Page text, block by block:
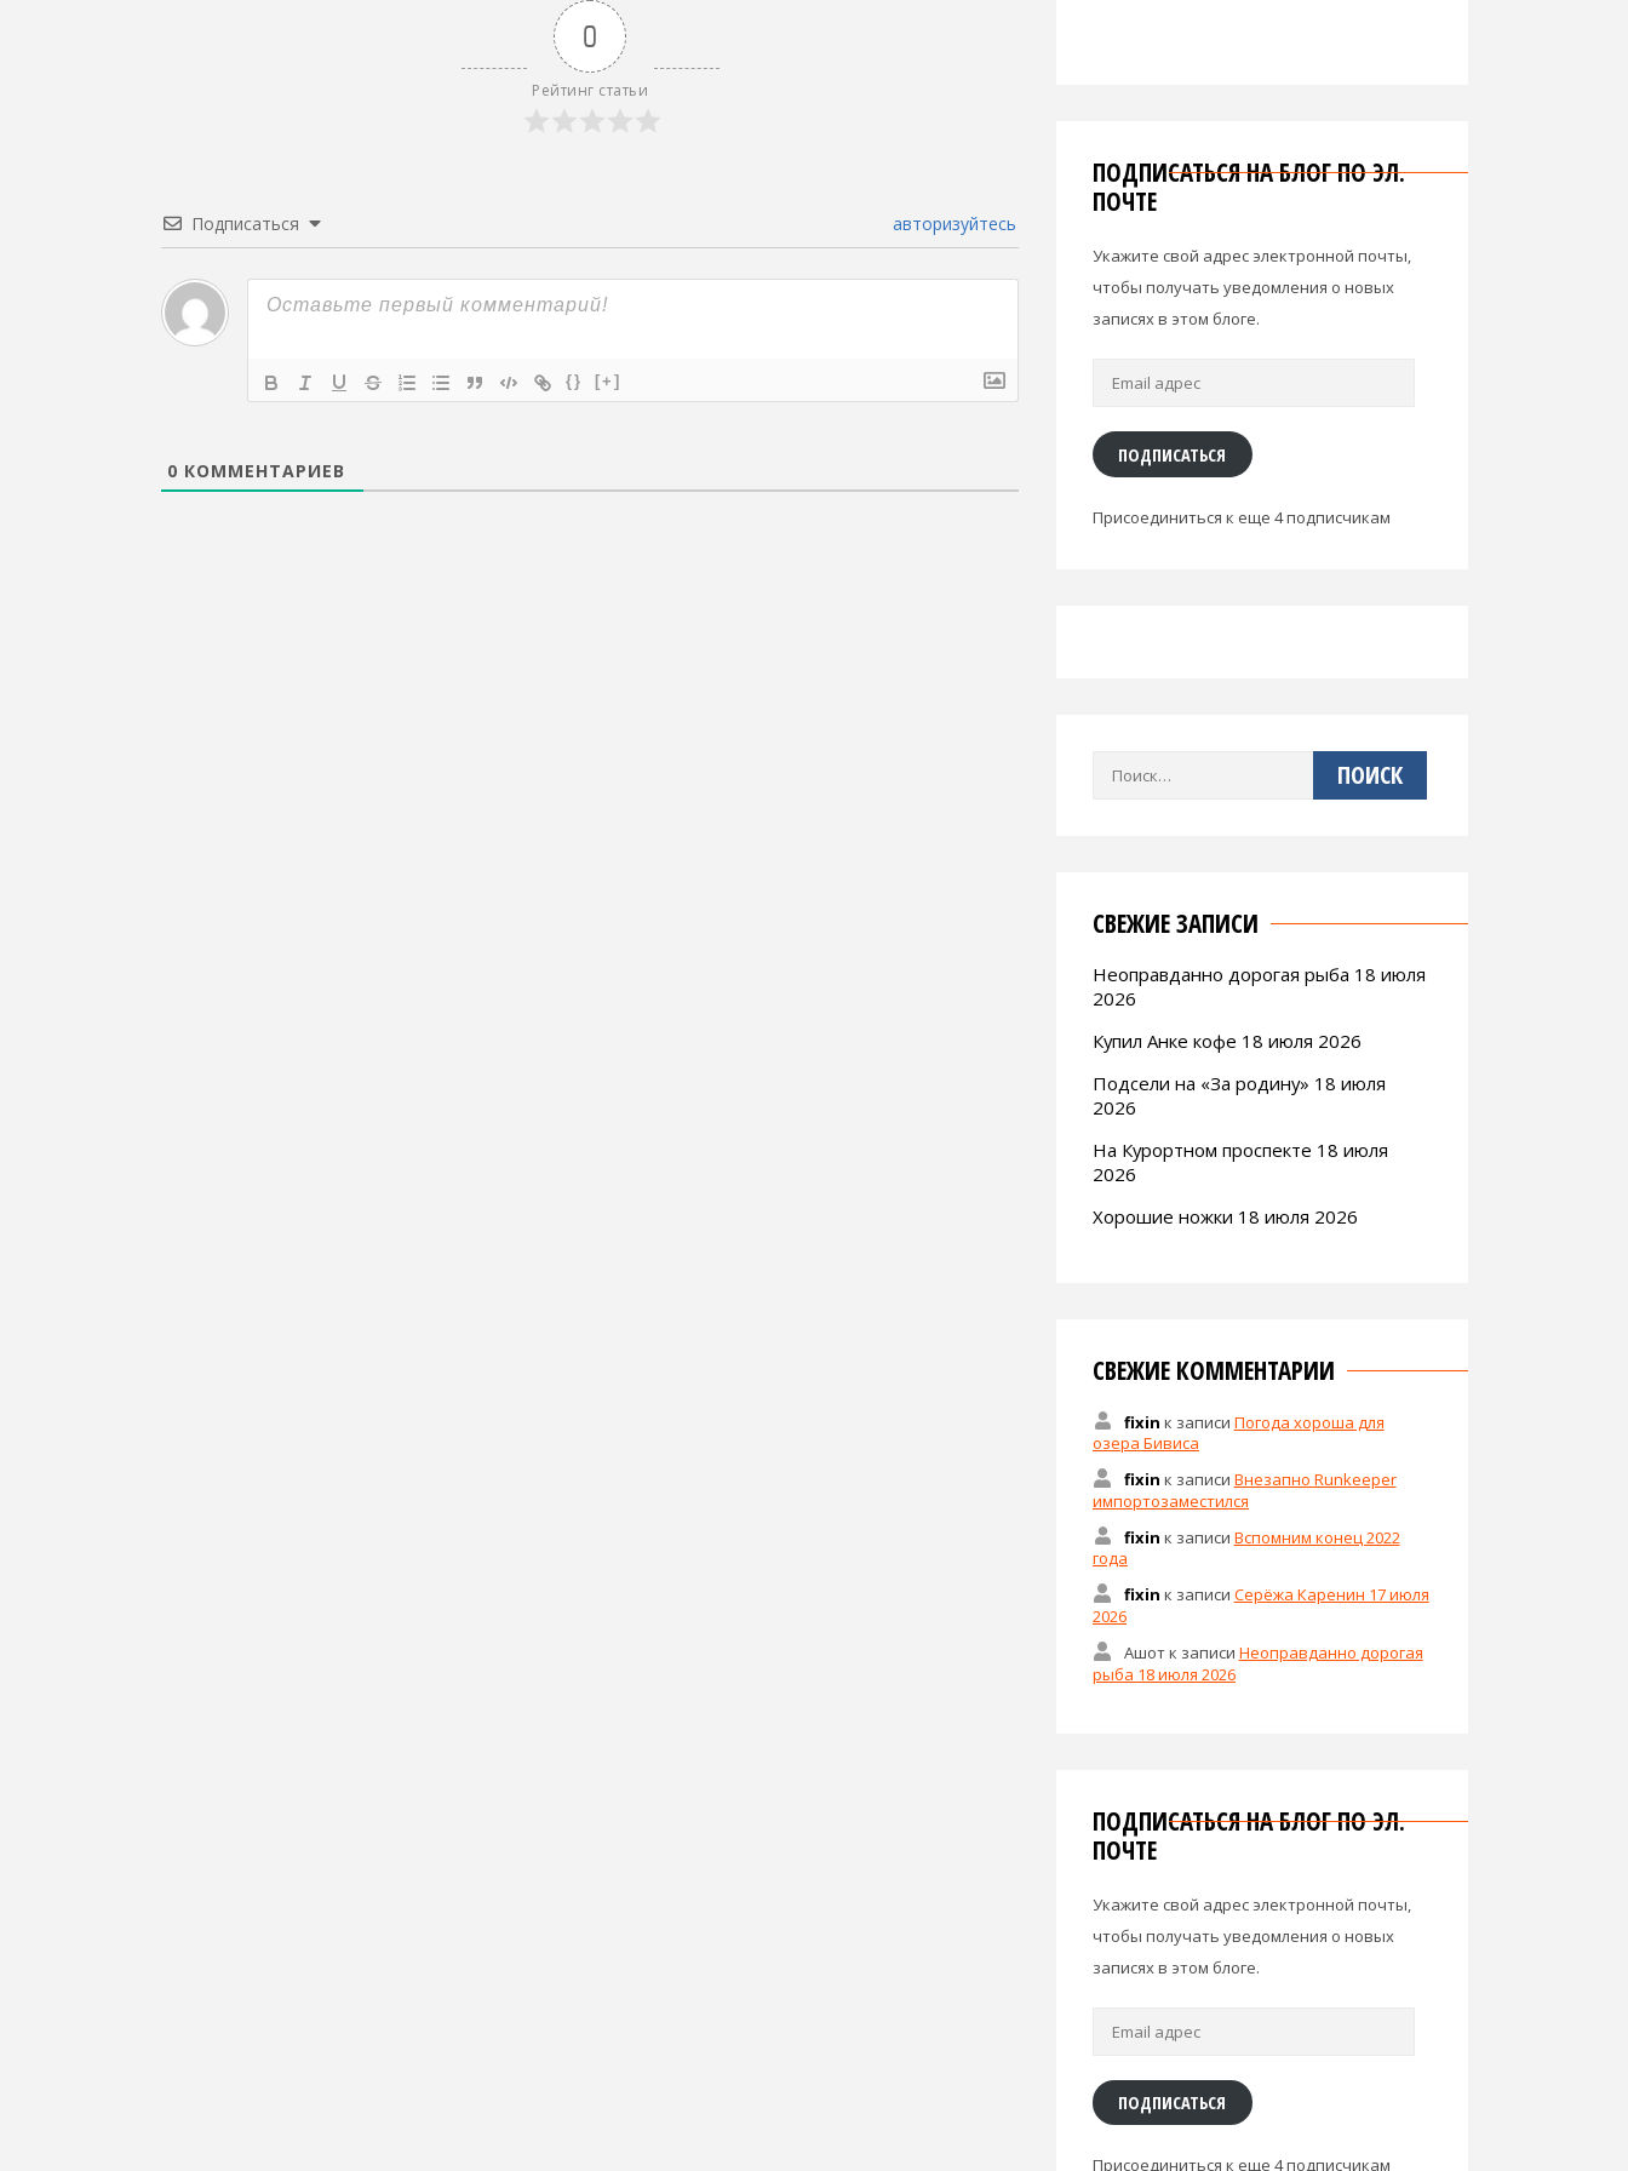
0
Рейтинг статьи
Подписаться авторизуйтесь
{} [+]
0 КОММЕНТАРИЕВ
ПОДПИСАТЬСЯ НА БЛОГ ПО ЭЛ.
ПОЧТЕ
Укажите свой адрес электронной почты,
чтобы получать уведомления о новых
записях в этом блоге.
Email
ПОДПИСАТЬСЯ
Присоединиться к еще 4 подписчикам
СВЕЖИЕ ЗАПИСИ
Неоправданно дорогая рыба 18 июля
2026
Купил Анке кофе 18 июля 2026
Подсели на «За родину» 18 июля
2026
На Курортном проспекте 18 июля
2026
Хорошие ножки 18 июля 2026
СВЕЖИЕ КОММЕНТАРИИ
fixin к записи Погода хороша для
озера Бивиса
fixin к записи Внезапно Runkeeper
импортозаместился
fixin к записи Вспомним конец 2022
года
fixin к записи Серёжа Каренин 17 июля
2026
Ашотк записи Неоправданно дорогая
рыба 18 июля 2026
ПОДПИСАТЬСЯ НА БЛОГ ПО ЭЛ.
ПОЧТЕ
Укажите свой адрес электронной почты,
чтобы получать уведомления о новых
записях в этом блоге.
ПОДПИСАТЬСЯ
Присоединиться к еще 4 подписчикам